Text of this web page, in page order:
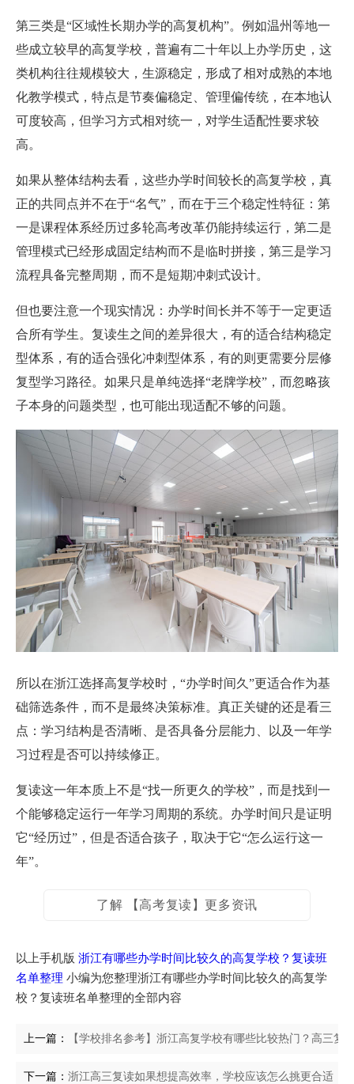
第三类是“区域性长期办学的高复机构”。例如温州等地一
些成立较早的高复学校，普遍有二十年以上办学历史，这
类机构往往规模较大，生源稳定，形成了相对成熟的本地
化教学模式，特点是节奏偏稳定、管理偏传统，在本地认
可度较高，但学习方式相对统一，对学生适配性要求较
高。
如果从整体结构去看，这些办学时间较长的高复学校，真
正的共同点并不在于“名气”，而在于三个稳定性特征：第
一是课程体系经历过多轮高考改革仍能持续运行，第二是
管理模式已经形成固定结构而不是临时拼接，第三是学习
流程具备完整周期，而不是短期冲刺式设计。
但也要注意一个现实情况：办学时间长并不等于一定更适
合所有学生。复读生之间的差异很大，有的适合结构稳定
型体系，有的适合强化冲刺型体系，有的则更需要分层修
复型学习路径。如果只是单纯选择“老牌学校”，而忽略孩
子本身的问题类型，也可能出现适配不够的问题。
所以在浙江选择高复学校时，“办学时间久”更适合作为基
础筛选条件，而不是最终决策标准。真正关键的还是看三
点：学习结构是否清晰、是否具备分层能力、以及一年学
习过程是否可以持续修正。
复读这一年本质上不是“找一所更久的学校”，而是找到一
个能够稳定运行一年学习周期的系统。办学时间只是证明
它“经历过”，但是否适合孩子，取决于它“怎么运行这一
年”。
了解 【高考复读】更多资讯
以上手机版 浙江有哪些办学时间比较久的高复学校？复读班
名单整理 小编为您整理浙江有哪些办学时间比较久的高复学
校？复读班名单整理的全部内容
上一篇： 【学校排名参考】浙江高复学校有哪些比较热门？高三复
下一篇： 浙江高三复读如果想提高效率，学校应该怎么挑更合适